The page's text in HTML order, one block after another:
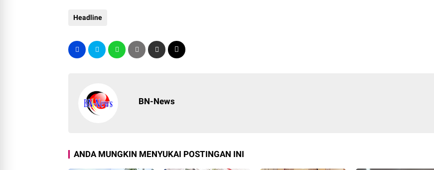
Headline
BN-News
ANDA MUNGKIN MENYUKAI POSTINGAN INI